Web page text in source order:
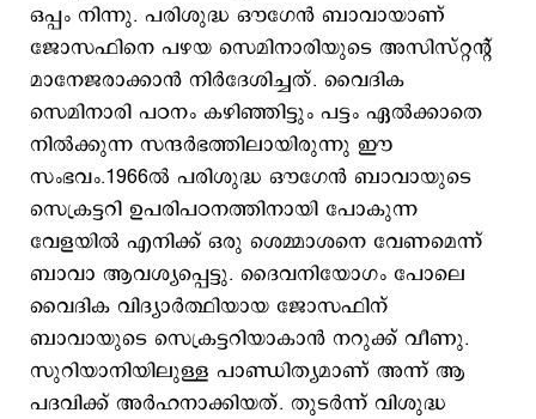
ഒപ്പം നിന്നു. പരിശുദ്ധ ഔ​ഗേൻ ബാവായാണ്
ജോസഫിനെ പഴയ സെമിനാരിയുടെ അസിസ്റ്റന്റ്
മാനേജരാക്കാൻ നിർദേശിച്ചത്. വൈദിക
സെമിനാരി പഠനം കഴിഞ്ഞിട്ടും പട്ടം ഏൽക്കാതെ
നിൽക്കുന്ന സന്ദർഭത്തിലായിരുന്നു ഈ
സംഭവം.1966ൽ പരിശുദ്ധ ഔ​ഗേൻ ബാവായുടെ
സെക്രട്ടറി ഉപരിപഠനത്തിനായി പോകുന്ന
വേളയിൽ എനിക്ക് ഒരു ശെമ്മാശനെ വേണമെന്ന്
ബാവാ ആവശ്യപ്പെട്ടു. ദൈവനിയോ​ഗം പോലെ
വൈദിക വിദ്യാർത്ഥിയായ ജോസഫിന്
ബാവായുടെ സെക്രട്ടറിയാകാൻ നറുക്ക് വീണു.
സുറിയാനിയിലുള്ള പാണ്ഡിത്യമാണ് അന്ന് ആ
പദവിക്ക് അർഹനാക്കിയത്. തുടർന്ന് വിശുദ്ധ